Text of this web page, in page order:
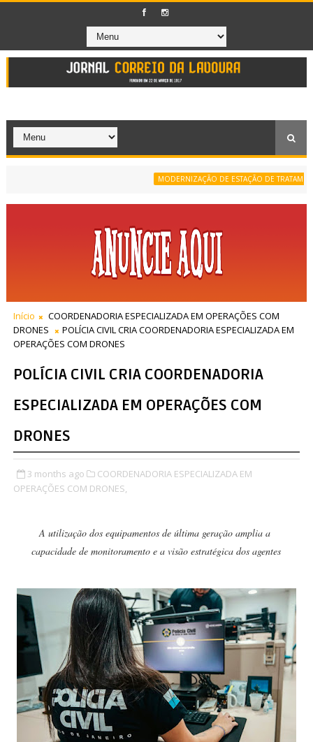
MODERNIZAÇÃO DE ESTAÇÃO DE TRATAMENTO
Início
COORDENADORIA ESPECIALIZADA EM OPERAÇÕES COM
DRONES
POLÍCIA CIVIL CRIA COORDENADORIA ESPECIALIZADA EM
OPERAÇÕES COM DRONES
POLÍCIA CIVIL CRIA COORDENADORIA
ESPECIALIZADA EM OPERAÇÕES COM
DRONES
3 months ago
COORDENADORIA ESPECIALIZADA EM
OPERAÇÕES COM DRONES,
A utilização dos equipamentos de última geração amplia a
capacidade de monitoramento e a visão estratégica dos agentes